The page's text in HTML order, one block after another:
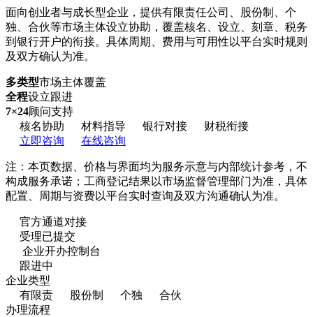
面向创业者与成长型企业，提供有限责任公司、股份制、个
独、合伙等市场主体设立协助，覆盖核名、设立、刻章、税务
到银行开户的衔接。具体周期、费用与可用性以平台实时规则
及双方确认为准。
多类型市场主体覆盖
全程设立跟进
7×24顾问支持
核名协助
材料指导 银行对接
财税衔接
立即咨询
在线咨询
注：本页数据、价格与界面均为服务示意与内部统计参考，不
构成服务承诺；工商登记结果以市场监督管理部门为准，具体
配置、周期与资费以平台实时查询及双方沟通确认为准。
官方通道对接
受理已提交
企业开办控制台
跟进中
企业类型
有限责
股份制 个独
合伙
办理流程